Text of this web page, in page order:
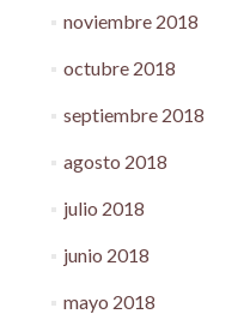
noviembre 2018
octubre 2018
septiembre 2018
agosto 2018
julio 2018
junio 2018
mayo 2018